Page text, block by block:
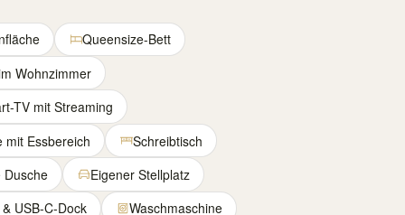
Queensize-Bett
Wohnzimmer
TV mit Streaming
mit Essbereich
Schreibtisch
Eigener Stellplatz
USB-C-Dock
Waschmaschine